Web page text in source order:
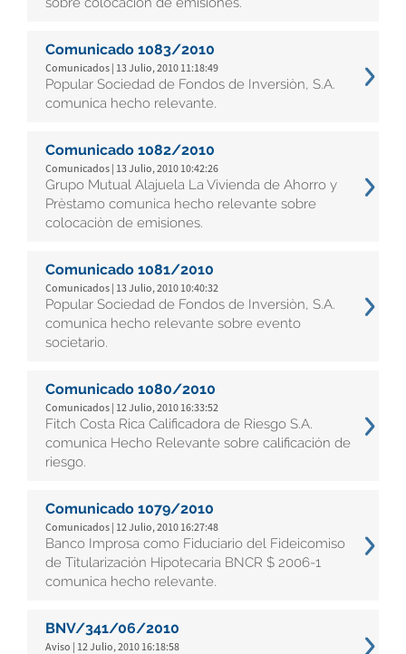
Comunicado 1083/2010
Comunicados | 13 Julio, 2010 11:18:49
Popular Sociedad de Fondos de Inversiòn, S.A.
comunica hecho relevante.
Comunicado 1082/2010
Comunicados | 13 Julio, 2010 10:42:26
Grupo Mutual Alajuela La Vivienda de Ahorro y
Prèstamo comunica hecho relevante sobre
colocaciòn de emisiones.
Comunicado 1081/2010
Comunicados | 13 Julio, 2010 10:40:32
Popular Sociedad de Fondos de Inversiòn, S.A.
comunica hecho relevante sobre evento
societario.
Comunicado 1080/2010
Comunicados | 12 Julio, 2010 16:33:52
Fitch Costa Rica Calificadora de Riesgo S.A.
comunica Hecho Relevante sobre calificación de
riesgo.
Comunicado 1079/2010
Comunicados | 12 Julio, 2010 16:27:48
Banco Improsa como Fiduciario del Fideicomiso
de Titularización Hipotecaria BNCR $ 2006-1
comunica hecho relevante.
BNV/341/06/2010
Aviso | 12 Julio, 2010 16:18:58